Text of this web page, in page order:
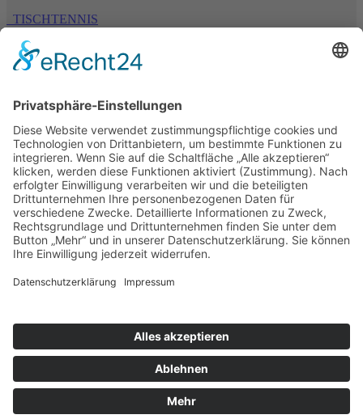
TISCHTENNIS
TURNEN
TSV 1894 Bäumenheim e. V.
Bahnhofstraße 54
86663 Asbach-Bäumenheim
Home
Aktuelles
Kontakt
Datenschutz
COOKIES
© Copyright 2026 by TSV 1894 Bäumenheim e. V.
MEDUO Medienagentur